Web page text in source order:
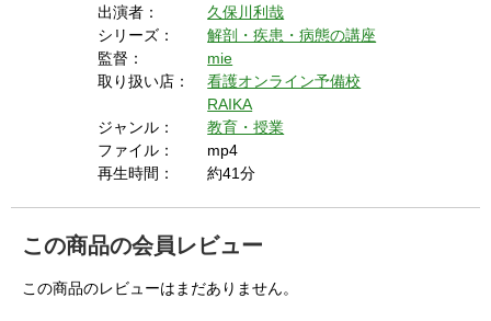
o
出演者：
久保川利哉
シリーズ：
解剖・疾患・病態の講座
監督：
mie
取り扱い店：
看護オンライン予備校
RAIKA
ジャンル：
教育・授業
ファイル：
mp4
再生時間：
約41分
この商品の会員レビュー
この商品のレビューはまだありません。